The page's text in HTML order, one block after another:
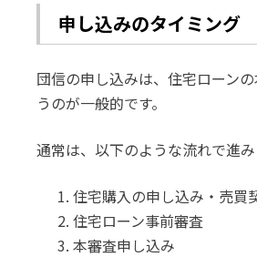
申し込みのタイミング
団信の申し込みは、住宅ローン
うのが一般的です。
通常は、以下のような流れで進み
住宅購入の申し込み・売買
住宅ローン事前審査
本審査申し込み